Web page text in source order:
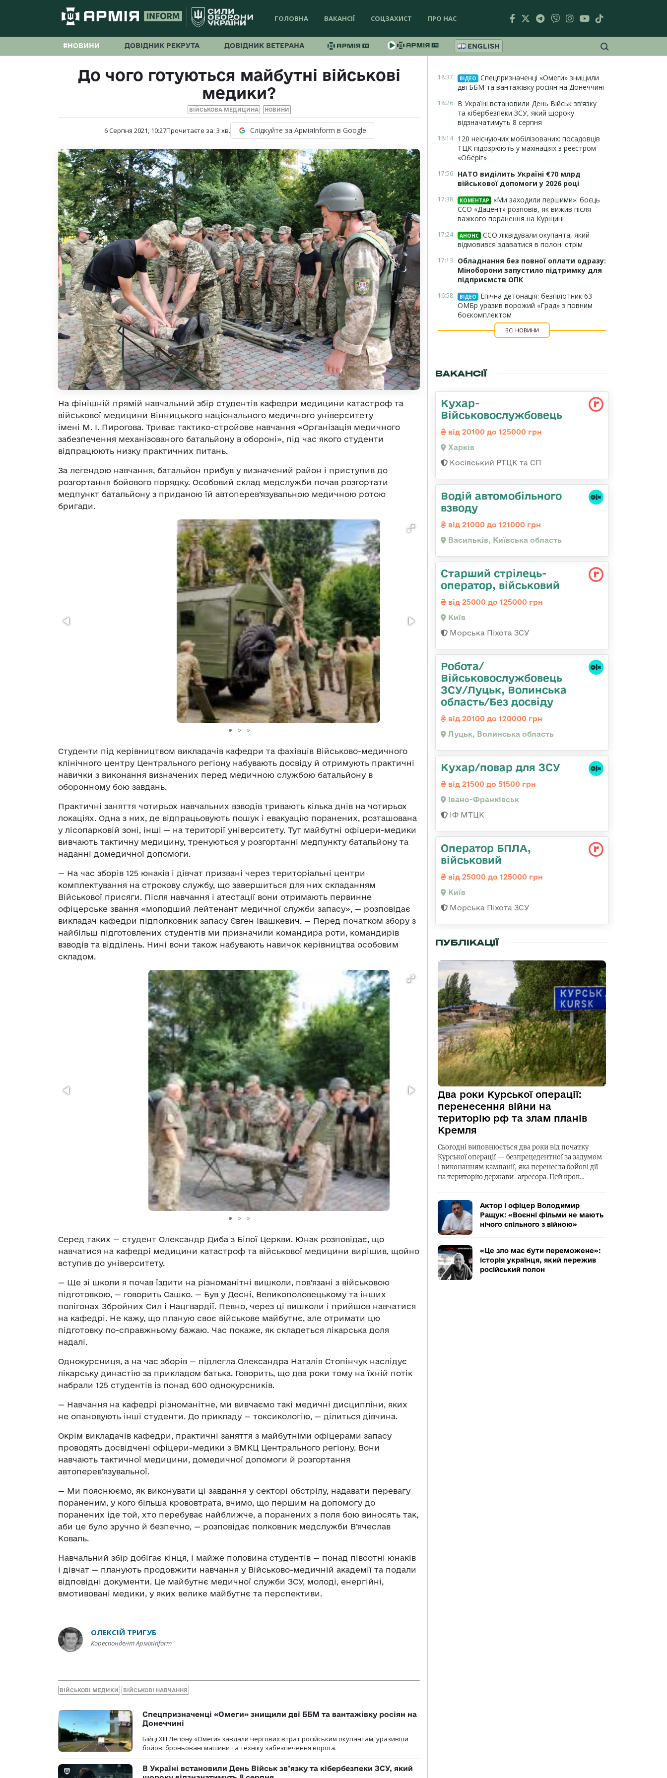
ГОЛОВНА ВАКАНСІЇ СОЦЗАХИСТ ПРО НАС
#НОВИНИ ДОВІДНИК РЕКРУТА ДОВІДНИК ВЕТЕРАНА ENGLISH
До чого готуються майбутні військові
медики?
ВІЙСЬКОВА МЕДИЦИНА НОВИНИ
6 Серпня 2021, 10:27Прочитаєте за: 3 хв. Слідкуйте за АрміяInform в Google
На фінішній прямій навчальний збір студентів кафедри медицини катастроф та
військової медицини Вінницького національного медичного університету
імені М. І. Пирогова. Триває тактико-стройове навчання «Організація медичного
забезпечення механізованого батальйону в обороні», під час якого студенти
відпрацюють низку практичних питань.
За легендою навчання, батальйон прибув у визначений район і приступив до
розгортання бойового порядку. Особовий склад медслужби почав розгортати
медпункт батальйону з приданою їй автоперев’язувальною медичною ротою
бригади.
Студенти під керівництвом викладачів кафедри та фахівців Військово-медичного
клінічного центру Центрального регіону набувають досвіду й отримують практичні
навички з виконання визначених перед медичною службою батальйону в
оборонному бою завдань.
Практичні заняття чотирьох навчальних взводів тривають кілька днів на чотирьох
локаціях. Одна з них, де відпрацьовують пошук і евакуацію поранених, розташована
у лісопарковій зоні, інші — на території університету. Тут майбутні офіцери-медики
вивчають тактичну медицину, тренуються у розгортанні медпункту батальйону та
наданні домедичної допомоги.
— На час зборів 125 юнаків і дівчат призвані через територіальні центри
комплектування на строкову службу, що завершиться для них складанням
Військової присяги. Після навчання і атестації вони отримають первинне
офіцерське звання «молодший лейтенант медичної служби запасу», — розповідає
викладач кафедри підполковник запасу Євген Івашкевич. — Перед початком збору з
найбільш підготовлених студентів ми призначили командира роти, командирів
взводів та відділень. Нині вони також набувають навичок керівництва особовим
складом.
Серед таких — студент Олександр Диба з Білої Церкви. Юнак розповідає, що
навчатися на кафедрі медицини катастроф та військової медицини вирішив, щойно
вступив до університету.
— Ще зі школи я почав їздити на різноманітні вишколи, пов’язані з військовою
підготовкою, — говорить Сашко. — Був у Десні, Великополовецькому та інших
полігонах Збройних Сил і Нацгвардії. Певно, через ці вишколи і прийшов навчатися
на кафедрі. Не кажу, що планую своє військове майбутнє, але отримати цю
підготовку по-справжньому бажаю. Час покаже, як складеться лікарська доля
надалі.
Однокурсниця, а на час зборів — підлегла Олександра Наталія Стопінчук наслідує
лікарську династію за прикладом батька. Говорить, що два роки тому на їхній потік
набрали 125 студентів із понад 600 однокурсників.
— Навчання на кафедрі різноманітне, ми вивчаємо такі медичні дисципліни, яких
не опановують інші студенти. До прикладу — токсикологію, — ділиться дівчина.
Окрім викладачів кафедри, практичні заняття з майбутніми офіцерами запасу
проводять досвідчені офіцери-медики з ВМКЦ Центрального регіону. Вони
навчають тактичної медицини, домедичної допомоги й розгортання
автоперев’язувальної.
— Ми пояснюємо, як виконувати ці завдання у секторі обстрілу, надавати перевагу
пораненим, у кого більша крововтрата, вчимо, що першим на допомогу до
поранених іде той, хто перебуває найближче, а поранених з поля бою виносять так,
аби це було зручно й безпечно, — розповідає полковник медслужби В’ячеслав
Коваль.
Навчальний збір добігає кінця, і майже половина студентів — понад півсотні юнаків
і дівчат — планують продовжити навчання у Військово-медичній академії та подали
відповідні документи. Це майбутнє медичної служби ЗСУ, молоді, енергійні,
вмотивовані медики, у яких велике майбутнє та перспективи.
ОЛЕКСІЙ ТРИГУБ
Кореспондент АрміяInform
ВІЙСЬКОВІ МЕДИКИ ВІЙСЬКОВІ НАВЧАННЯ
Спецпризначенці «Омеги» знищили дві ББМ та вантажівку росіян на
Донеччині
Бійці ХІІІ Легіону «Омеги» завдали чергових втрат російським окупантам, уразивши
бойові броньовані машини та техніку забезпечення ворога.
В Україні встановили День Військ зв’язку та кібербезпеки ЗСУ, який
18:37 ВІДЕО
Спецпризначенці «Омеги» знищили
дві ББМ та вантажівку росіян на Донеччині
18:26 В Україні встановили День Військ зв’язку
та кібербезпеки ЗСУ, який щороку
відзначатимуть 8 серпня
18:14 120 неіснуючих мобілізованих: посадовців
ТЦК підозрюють у махінаціях з реєстром
«Оберіг»
17:56 НАТО виділить Україні €70 млрд
військової допомоги у 2026 році
17:38 КОМЕНТАР
«Ми заходили першими»: боєць
ССО «Дацент» розповів, як вижив після
важкого поранення на Курщині
17:24 АНОНС ССО ліквідували окупанта, який
відмовився здаватися в полон: стрім
17:13
Обладнання без повної оплати одразу:
Міноборони запустило підтримку для
підприємств ОПК
16:58 ВІДЕО
Епічна детонація: безпілотник 63
ОМБр уразив ворожий «Град» з повним
боєкомплектом
ВСІ НОВИНИ
ВАКАНСІЇ
Кухар-
Військовослужбовець
від 20100 до 125000 грн
Харків
Косівський РТЦК та СП
Водій автомобільного
взводу
від 21000 до 121000 грн
Васильків, Київська область
Стаpший стpілець-
опеpатоp, військовий
від 25000 до 125000 грн
Київ
Морська Піхота ЗСУ
Робота/
Військовослужбовець
ЗСУ/Луцьк, Волинська
область/Без досвіду
від 20100 до 120000 грн
Луцьк, Волинська область
Кухар/повар для ЗСУ
від 21500 до 51500 грн
Івано-Франківськ
ІФ МТЦК
Оператор БПЛА,
військовий
від 25000 до 125000 грн
Київ
Морська Піхота ЗСУ
ПУБЛІКАЦІЇ
Два роки Курської операції:
перенесення війни на
територію рф та злам планів
Кремля
Сьогодні виповнюється два роки від початку
Курської операції — безпрецедентної за задумом
і виконанням кампанії, яка перенесла бойові дії
на територію держави-агресора. Цей крок…
Актор і офіцер Володимир
Ращук: «Воєнні фільми не мають
нічого спільного з війною»
«Це зло має бути переможене»:
історія українця, який пережив
російський полон